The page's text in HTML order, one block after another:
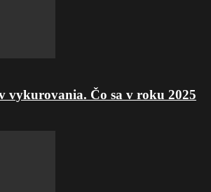
vykurovania. Čo sa v roku 2025